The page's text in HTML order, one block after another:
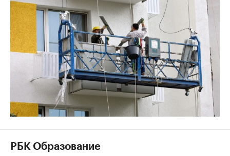
РБК Образование